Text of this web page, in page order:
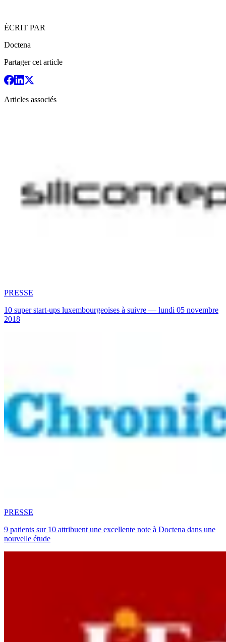
ÉCRIT PAR
Doctena
Partager cet article
Articles associés
PRESSE
10 super start-ups luxembourgeoises à suivre — lundi 05 novembre
2018
PRESSE
9 patients sur 10 attribuent une excellente note à Doctena dans une
nouvelle étude